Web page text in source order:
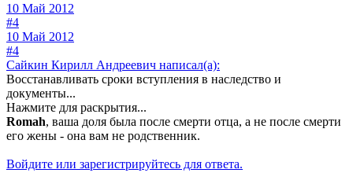
10 Май 2012
#4
10 Май 2012
#4
Сайкин Кирилл Андреевич написал(а):
Восстанавливать сроки вступления в наследство и
документы...
Нажмите для раскрытия...
Romah, ваша доля была после смерти отца, а не после смерти
его жены - она вам не родственник.
Войдите или зарегистрируйтесь для ответа.